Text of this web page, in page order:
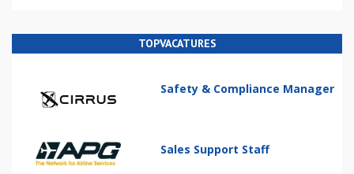
TOPVACATURES
Safety & Compliance Manager
Sales Support Staff